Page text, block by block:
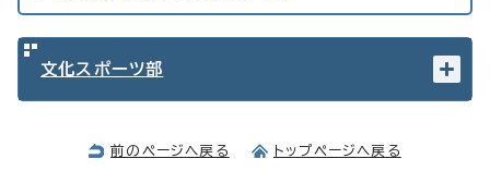
文化スポーツ部
前のページへ戻る トップページへ戻る